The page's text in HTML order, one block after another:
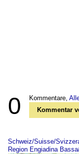
0 Kommentare,
Kommentar
Schweiz/Suisse/
Region Engiadina